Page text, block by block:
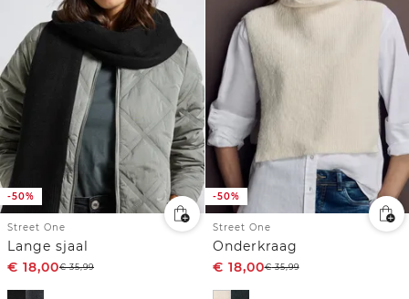
-50%
Street One
Lange sjaal
€ 18,00€35,99
-50%
Street One
Onderkraag
€ 18,00€35,99